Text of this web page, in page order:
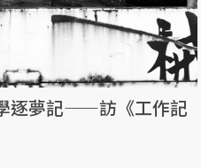
逐夢記——訪《工作記